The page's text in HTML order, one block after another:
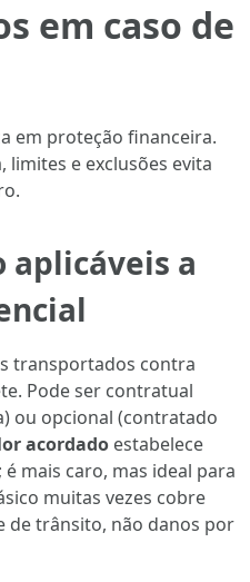
em caso de
em proteção financeira.
e exclusões evita
aplicáveis a
transportados contra
Pode ser contratual
ou opcional (contratado
acordado estabelece
mais caro, mas ideal para
muitas vezes cobre
de trânsito, não danos por